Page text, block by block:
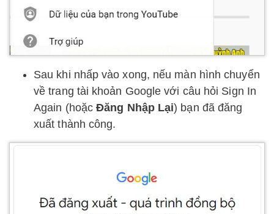
Sau khi nhấp vào xong, nếu màn hình chuyển
về trang tài khoản Google với câu hỏi Sign In
Again (hoặcĐăng Nhập Lại) bạn đã đăng
xuất thành công.